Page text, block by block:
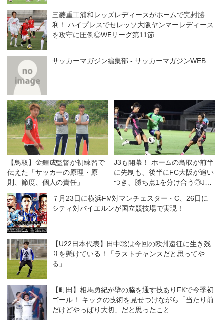
三菱重工浦和レッズレディースがホームで完封勝
利！ ハイプレスでセレッソ大阪ヤンマーレディース
を攻守に圧倒◎WEリーグ第11節
サッカーマガジン編集部 - サッカーマガジンWEB
【鳥取】金鍾成監督が初練習で
伝えた「サッカーの原理・原
則、節度、個人の責任」
J3も開幕！ ホームの鳥取が前半
に先制も、後半にFC大阪が追い
つき、勝ち点1を分け合う◎J3
７月23日に横浜FM対マンチェスター・C、26日に
シティ対バイエルンが国立競技場で実現！
【U22日本代表】田中聡は今回の欧州遠征に生き残
りを懸けている！「ラストチャンスだと思ってや
る」
【町田】相馬勇紀が壁の脇を通す技ありFKで今季初
ゴール！ キックの技術を見せつけながら「当たり前
だけどやっぱり大切」だと思ったこと